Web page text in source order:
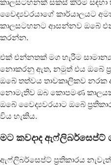
කාලසටහනක් සකස් කිරීම
වෛද්‍යවරයාගේ කාර්යාලයට
කාලසටහනට ආසන්නව ඔබේ
කරන්න.
එක් එන්නතක් මග හැරීම
නොකරනු ඇත, නමුත් එය ඔබේ
ඔබේ තත්වය තාවකාලිකව නරක
නොමැතිව ඔබ කොපමණ
ඔබේ වෛද්‍යවරයාට ඔබේ
විය හැකිය.
මට කවදාද ඇෆ්ලිබර්සෙප්ට්
ඇෆ්ලිබර්සෙප්ට් ප්‍රතිකාරය